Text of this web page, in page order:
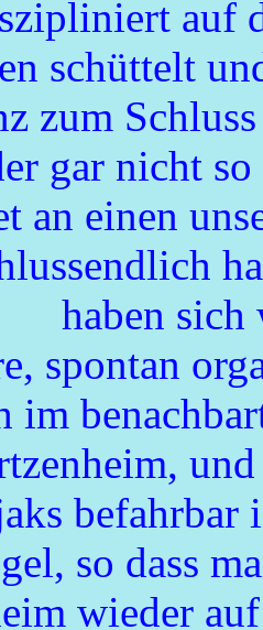
auf
schüttelt
zum
gar nicht
an einen
haben sich
spontan
im
befahrbar
so dass
wieder